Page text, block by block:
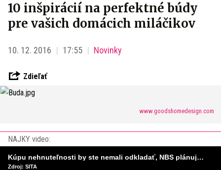
10 inšpirácií na perfektné búdy
pre vašich domácich miláčikov
10. 12. 2016 17:55 Novinky
Zdieľať
www.goodshomedesign.com
NAJKY video:
Kúpu nehnuteľnosti by ste nemali odkladať, NBS plánuje sprísniť pravidlá pri hypotékach
Zdroj: SITA